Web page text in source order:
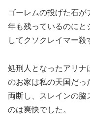
ゴーレムの投げた石が
年も残っているのにと
してクソクレイマー殺
処刑人となったアリナ
のお家は私の天国だっ
両断し、スレインの脇
のは爽快でした。